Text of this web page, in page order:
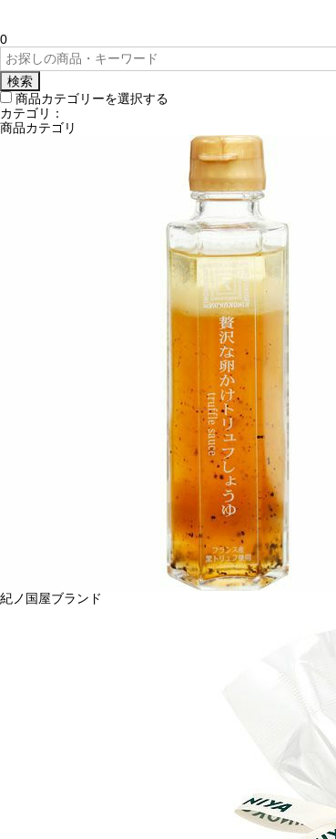
0
検索
商品カテゴリーを選択する
カテゴリ：
商品カテゴリ
紀ノ国屋ブランド